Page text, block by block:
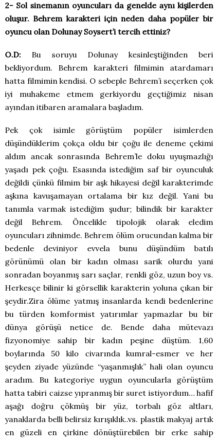
2- Sol sinemanın oyuncuları da genelde aynı kişilerden
oluşur. Behrem karakteri için neden daha popüler bir
oyuncu olan Dolunay Soysert’i tercih ettiniz?
O.D: Bu soruyu Dolunay kesinleştiğinden beri
bekliyordum. Behrem karakteri filmimin atardamarı
hatta filmimin kendisi. O sebeple Behrem’i seçerken çok
iyi muhakeme etmem gerkiyordu geçtiğimiz nisan
ayından itibaren aramalara başladım.
Pek çok isimle görüştüm popüler isimlerden
düşündüklerim çokça oldu bir çoğu ile deneme çekimi
aldım ancak sonrasında Behrem’le doku uyuşmazlığı
yaşadı pek çoğu. Esasında istediğim saf bir oyunculuk
değildi çünkü filmim bir aşk hikayesi değil karakterimde
aşkına kavuşamayan ortalama bir kız değil. Yani bu
tanımla varmak istediğim şudur; bilindik bir karakter
değil Behrem. Öncelikle tipolojik olarak eledim
oyuncuları zihnimde. Behrem ölüm orucundan kalma bir
bedenle deviniyor evvela bunu düşündüm batılı
görünümü olan bir kadın olması sarik olurdu yani
sonradan boyanmış sarı saçlar, renkli göz, uzun boy vs.
Herkesçe bilinir ki görsellik karakterin yoluna çıkan bir
şeydir.Zira ölüme yatmış insanlarda kendi bedenlerine
bu türden komformist yatırımlar yapmazlar bu bir
dünya görüşü netice de. Bende daha mütevazı
fizyonomiye sahip bir kadın peşine düştüm. 1,60
boylarında 50 kilo civarında kumral-esmer ve her
şeyden ziyade yüzünde “yaşanmışlık” hali olan oyuncu
aradım. Bu kategoriye uygun oyuncularla görüştüm
hatta tabiri caizse yıpranmış bir suret istiyordum… hafif
aşağı doğru çökmüş bir yüz, torbalı göz altları,
yanaklarda belli belirsiz kırışıklık..vs. plastik makyaj artık
en güzeli en çirkine dönüştürebilen bir erke sahip